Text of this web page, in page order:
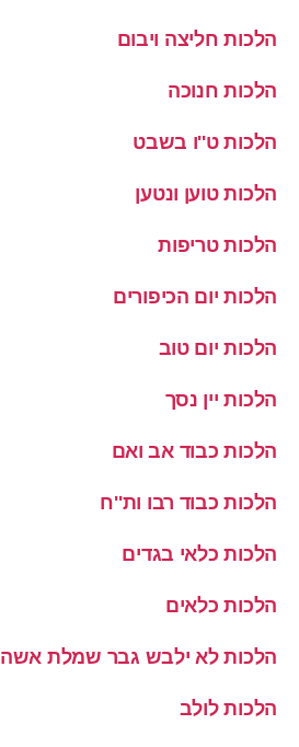
הלכות חליצה ויבום
הלכות חנוכה
הלכות ט''ו בשבט
הלכות טוען ונטען
הלכות טריפות
הלכות יום הכיפורים
הלכות יום טוב
הלכות יין נסך
הלכות כבוד אב ואם
הלכות כבוד רבו ות''ח
הלכות כלאי בגדים
הלכות כלאים
הלכות לא ילבש גבר שמלת אשה
הלכות לולב